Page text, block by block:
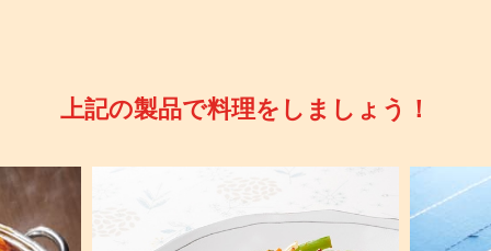
上記の製品で料理をしましょう！